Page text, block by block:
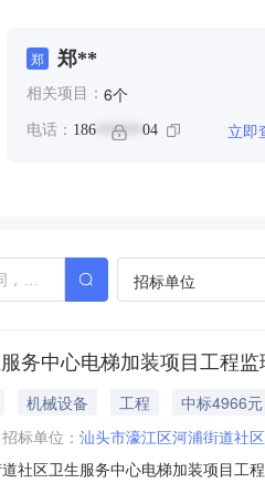
郑 郑**
相关项目： 6个
电话： 186****** 04 立即
招标单位
务中心电梯加装项目工程
机械设备 工程
中标4966元
招标单位： 汕头市濠江区河浦街道社
社区卫生服务中心电梯加装项目